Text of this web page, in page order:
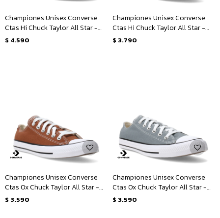
Championes Unisex Converse
Ctas Hi Chuck Taylor All Star -
Marrón - Blanco
$ 4.590
Championes Unisex Converse
Ctas Hi Chuck Taylor All Star -
Gris
$ 3.790
Championes Unisex Converse
Ctas Ox Chuck Taylor All Star -
Marrón - Blanco
$ 3.590
Championes Unisex Converse
Ctas Ox Chuck Taylor All Star -
Gris - Blanco
$ 3.590